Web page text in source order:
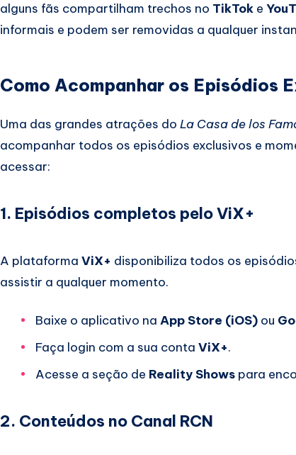
alguns fãs compartilham trechos no TikTok e
informais e podem ser removidas a qualquer
Como Acompanhar os Episódios
Uma das grandes atrações do La Casa de los
acompanhar todos os episódios exclusivos e
acessar:
1. Episódios completos pelo ViX+
A plataforma ViX+ disponibiliza todos os
assistir a qualquer momento.
Baixe o aplicativo na App Store (iOS) ou
Faça login com a sua conta ViX+.
Acesse a seção de Reality Shows para
2. Conteúdos no Canal RCN